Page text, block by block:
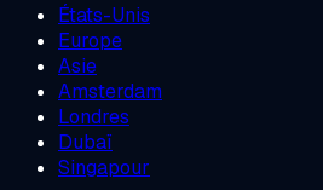
États-Unis
Europe
Asie
Amsterdam
Londres
Dubaï
Singapour